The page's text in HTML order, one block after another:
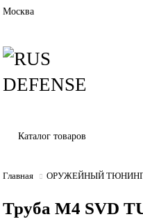
Москва
Каталог товаров
Главная ОРУЖЕЙНЫЙ
Труба M4 SVD